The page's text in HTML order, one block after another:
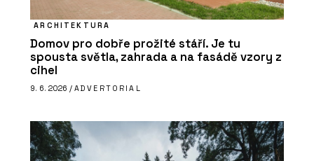
ARCHITEKTURA
Domov pro dobře prožité stáří. Je tu
spousta světla, zahrada a na fasádě vzory z
cihel
9. 6. 2026 / ADVERTORIAL